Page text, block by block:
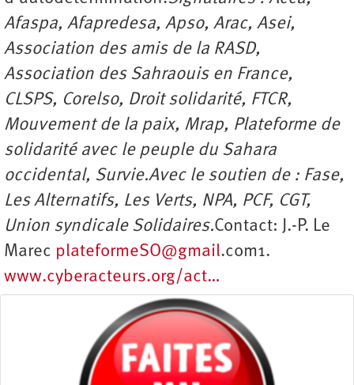
Afaspa, Afapredesa, Apso, Arac, Asei,
Association des amis de la RASD,
Association des Sahraouis en France,
CLSPS, Corelso, Droit solidarité, FTCR,
Mouvement de la paix, Mrap, Plateforme de
solidarité avec le peuple du Sahara
occidental, Survie.Avec le soutien de : Fase,
Les Alternatifs, Les Verts, NPA, PCF, CGT,
Union syndicale Solidaires.Contact: J.-P. Le
Marec plateformeSO@gmail.com1.
www.cyberacteurs.org/act…